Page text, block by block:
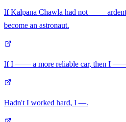
If Kalpana Chawla had not —— ardent
become an astronaut.
If I —— a more reliable car, then I
Hadn't I worked hard, I —.